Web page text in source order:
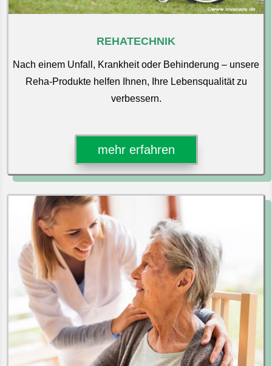
REHATECHNIK
Nach einem Unfall, Krankheit oder Behinderung – unsere
Reha-Produkte helfen Ihnen, Ihre Lebensqualität zu
verbessern.
mehr erfahren